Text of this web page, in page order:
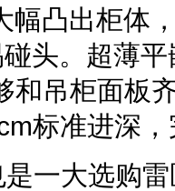
幅凸出柜体
头。超薄
和吊柜面板
标准进深
一大选购